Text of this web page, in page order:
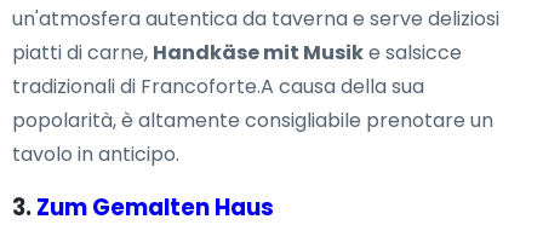
un'atmosfera autentica da taverna e serve deliziosi
piatti di carne, Handkäse mit Musike salsicce
tradizionali di Francoforte.A causa della sua
popolarità, è altamente consigliabile prenotare un
tavolo in anticipo.
3.Zum Gemalten Haus